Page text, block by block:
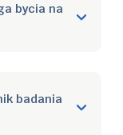
bycia na
badania